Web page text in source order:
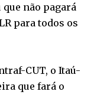
não pagará
para todos os
CUT, o Itaú-
que fará o